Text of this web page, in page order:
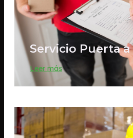
Servicio Puerta
Leer más